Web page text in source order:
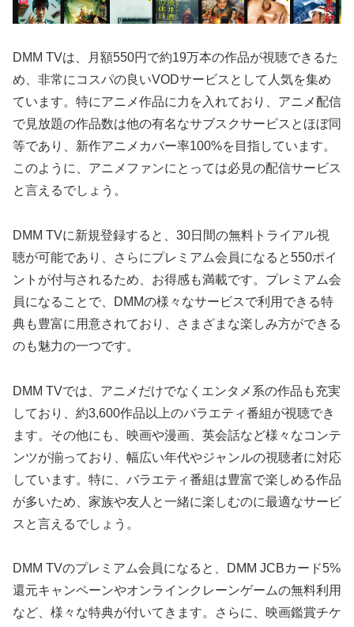
DMM TVは、月額550円で約19万本の作品が視聴できるた
め、非常にコスパの良いVODサービスとして人気を集め
ています。特にアニメ作品に力を入れており、アニメ配信
で見放題の作品数は他の有名なサブスクサービスとほぼ同
等であり、新作アニメカバー率100%を目指しています。
このように、アニメファンにとっては必見の配信サービス
と言えるでしょう。
DMM TVに新規登録すると、30日間の無料トライアル視
聴が可能であり、さらにプレミアム会員になると550ポイ
ントが付与されるため、お得感も満載です。プレミアム会
員になることで、DMMの様々なサービスで利用できる特
典も豊富に用意されており、さまざまな楽しみ方ができる
のも魅力の一つです。
DMM TVでは、アニメだけでなくエンタメ系の作品も充実
しており、約3,600作品以上のバラエティ番組が視聴でき
ます。その他にも、映画や漫画、英会話など様々なコンテ
ンツが揃っており、幅広い年代やジャンルの視聴者に対応
しています。特に、バラエティ番組は豊富で楽しめる作品
が多いため、家族や友人と一緒に楽しむのに最適なサービ
スと言えるでしょう。
DMM TVのプレミアム会員になると、DMM JCBカード5%
還元キャンペーンやオンラインクレーンゲームの無料利用
など、様々な特典が付いてきます。さらに、映画鑑賞チケ